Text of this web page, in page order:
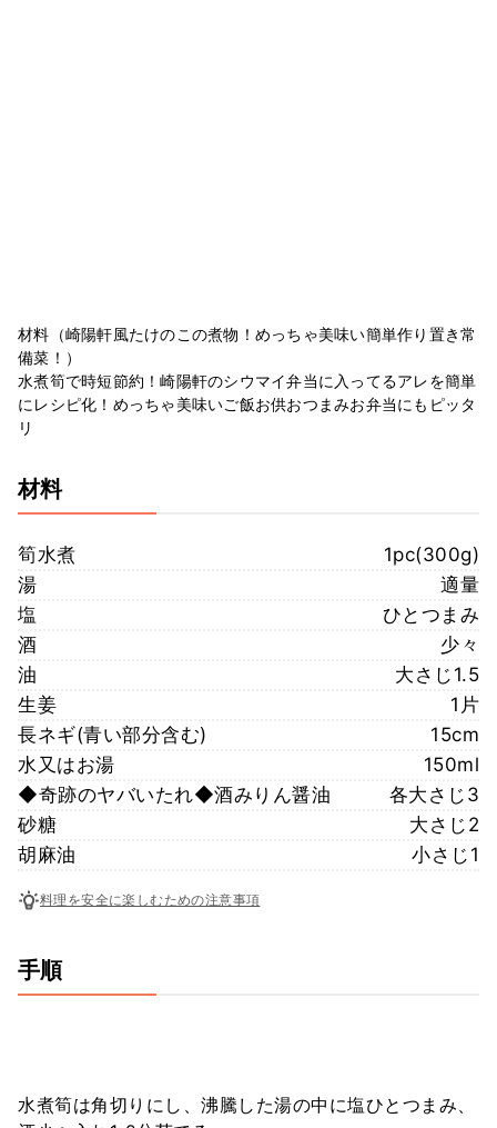
材料（崎陽軒風たけのこの煮物！めっちゃ美味い簡単作り置き常
備菜！）
水煮筍で時短節約！崎陽軒のシウマイ弁当に入ってるアレを簡単
にレシピ化！めっちゃ美味いご飯お供おつまみお弁当にもピッタ
リ
材料
筍水煮
1pc(300g)
湯
適量
塩
ひとつまみ
酒
少々
油
大さじ1.5
生姜
1片
長ネギ(青い部分含む)
15cm
水又はお湯
150ml
◆奇跡のヤバいたれ◆酒みりん醤油
各大さじ3
砂糖
大さじ2
胡麻油
小さじ1
料理を安全に楽しむための注意事項
手順
水煮筍は角切りにし、沸騰した湯の中に塩ひとつまみ、